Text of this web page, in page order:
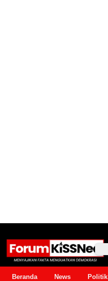
Beranda News Politik